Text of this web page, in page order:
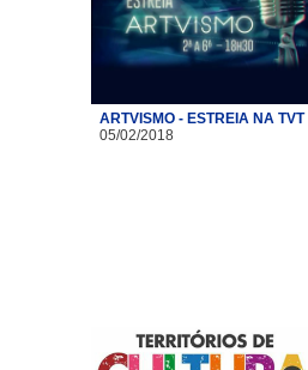
ARTVISMO - ESTREIA NA TVT
05/02/2018